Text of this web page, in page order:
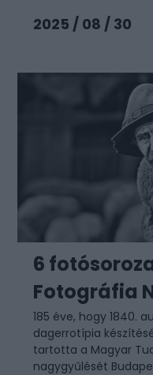
2025 / 08 / 30
6
Fotográfia
185 éve, hogy 1840.
dagerrotípia
tartotta a Magyar
nagygyűlését